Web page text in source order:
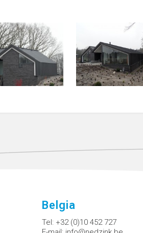
Belgia
Tel: +32 (0)10 452 727